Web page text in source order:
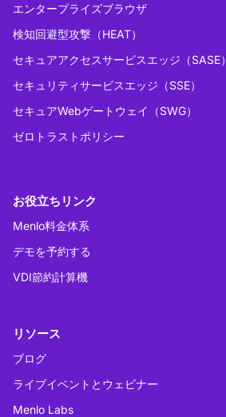
エンタープライズブラウザ
検知回避型攻撃（HEAT）
セキュアアクセスサービスエッジ（SASE）
セキュリティサービスエッジ（SSE）
セキュアWebゲートウェイ（SWG）
ゼロトラストポリシー
お役立ちリンク
Menlo料金体系
デモを予約する
VDI節約計算機
リソース
ブログ
ライブイベントとウェビナー
Menlo Labs